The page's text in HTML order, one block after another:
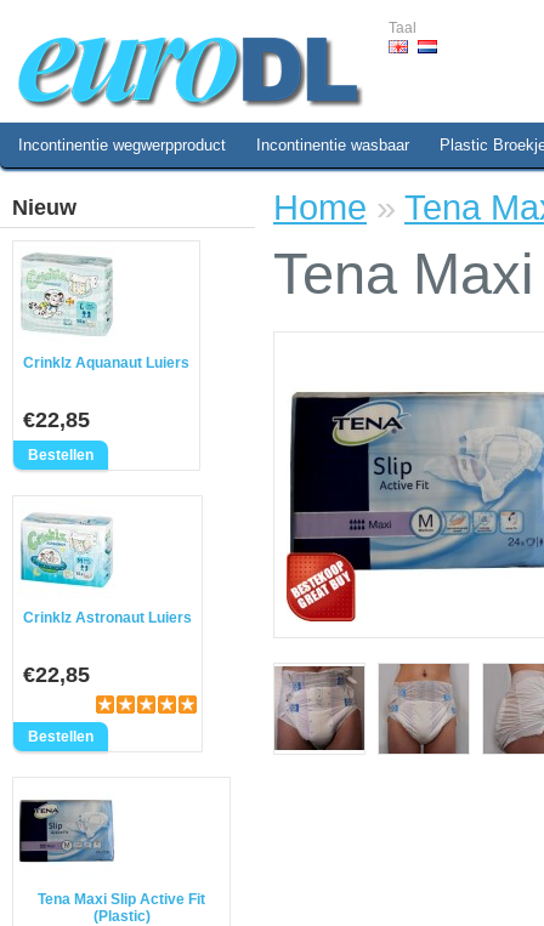
Taal
Incontinentie wegwerpproduct Incontinentie wasbaar Plastic
Nieuw
Crinklz Aquanaut Luiers
€22,85
Crinklz Astronaut Luiers
€22,85
Tena Maxi Slip Active Fit
(Plastic)
Home » Tena
Tena